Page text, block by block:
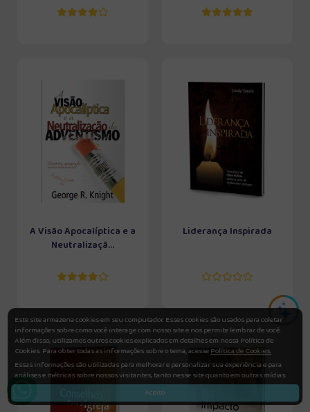
A Visão Apocalíptica e a
Neutralizaçã...
Liderança Inspirada
Este site armazena cookies em seu computador. Esses cookies são usados para coletar
informações sobre como você interage com nosso site e nos permite lembrar de você.
Além disso, utilizamos outros cookies explicados em detalhes em nossa Política de
Cookies. Para obter todas as informações sobre o tema, acessePolítica de Cookies.
Essas informações são utilizadas para melhorar e personalizar sua experiência e para
análises e métricas sobre nossos visitantes, tanto nesse site quanto em outras mídias.
Aceito